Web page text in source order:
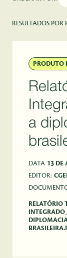
RESULTADOS POR
PRODUTO
a
DATA 13 DE
EDITOR:
RELATÓRIO